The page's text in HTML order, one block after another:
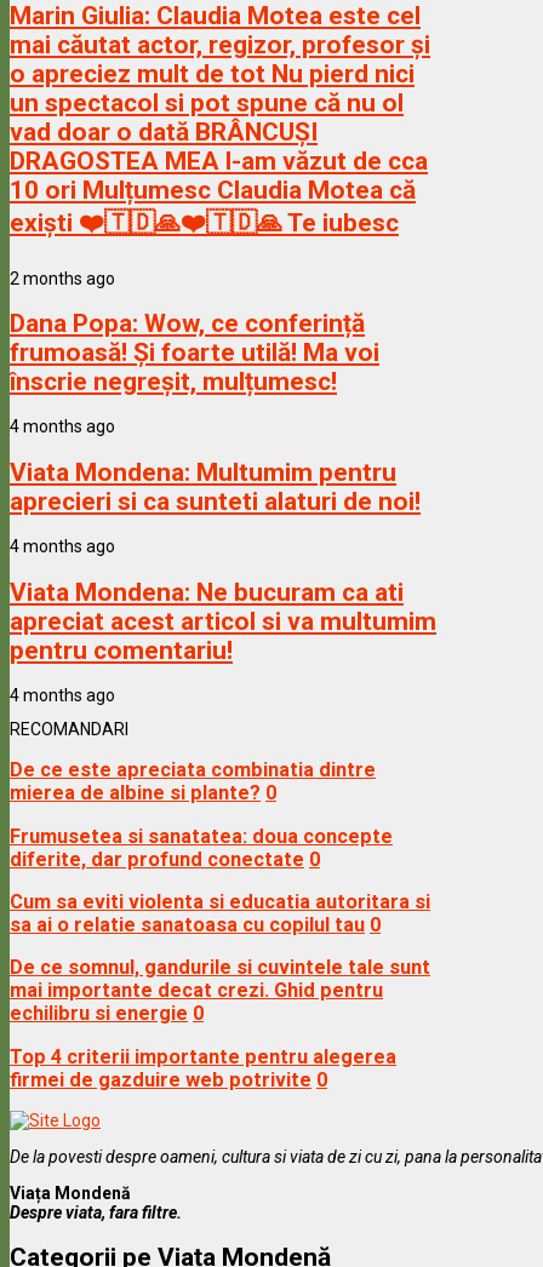
Marin Giulia: Claudia Motea este cel
mai căutat actor, regizor, profesor și
o apreciez mult de tot Nu pierd nici
un spectacol si pot spune că nu ol
vad doar o dată BRÂNCUȘI
DRAGOSTEA MEA l-am văzut de cca
10 ori Mulțumesc Claudia Motea că
exiști ❤️🇹🇩🙏❤️🇹🇩🙏 Te iubesc
2 months ago
Dana Popa: Wow, ce conferință
frumoasă! Și foarte utilă! Ma voi
înscrie negreșit, mulțumesc!
4 months ago
Viata Mondena: Multumim pentru
aprecieri si ca sunteti alaturi de noi!
4 months ago
Viata Mondena: Ne bucuram ca ati
apreciat acest articol si va multumim
pentru comentariu!
4 months ago
RECOMANDARI
De ce este apreciata combinatia dintre
mierea de albine si plante? 0
Frumusetea si sanatatea: doua concepte
diferite, dar profund conectate 0
Cum sa eviti violenta si educatia autoritara si
sa ai o relatie sanatoasa cu copilul tau 0
De ce somnul, gandurile si cuvintele tale sunt
mai importante decat crezi. Ghid pentru
echilibru si energie 0
Top 4 criterii importante pentru alegerea
firmei de gazduire web potrivite 0
De la povesti despre oameni, cultura si viata de zi cu zi, pana la
Viața Mondenă
Despre viata, fara filtre.
Categorii pe Viața Mondenă